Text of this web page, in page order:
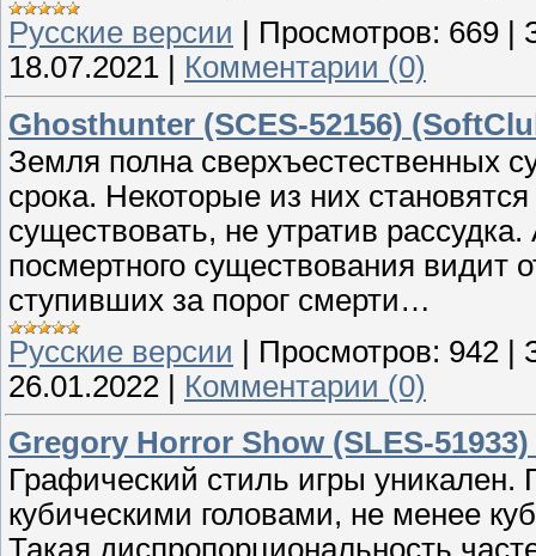
Русские версии
Просмотров: 669
18.07.2021
Комментарии (0)
Ghosthunter (SCES-52156)
Земля полна сверхъестественных
срока. Некоторые из них
существовать, не утратив
посмертного существования
ступивших за порог смерти…
Русские версии
Просмотров: 942
26.01.2022
Комментарии (0)
Gregory Horror Show (SLES-
Графический стиль игры
кубическими головами, не менее